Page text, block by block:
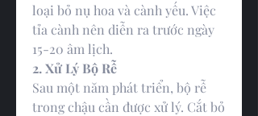
loại bỏ nụ hoa và cành yếu. Việc
tỉa cành nên diễn ra trước ngày
15-20 âm lịch.
2. Xử Lý Bộ Rễ
Sau một năm phát triển, bộ rễ
trong chậu cần được xử lý. Cắt bỏ